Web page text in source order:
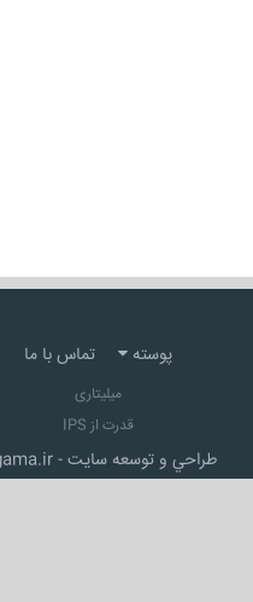
پوسته تماس با ما
میلیتاری
قدرت از IPS
طراحي و توسعه سايت -